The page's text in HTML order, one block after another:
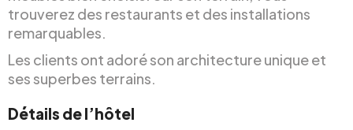
trouverez des restaurants et des installations
remarquables.
Les clients ont adoré son architecture unique et
ses superbes terrains.
Détails de l’hôtel